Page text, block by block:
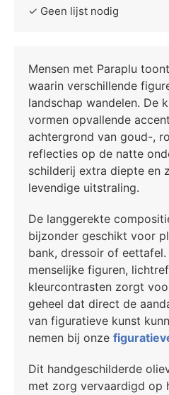
✓ Geen lijst nodig
Mensen met Paraplu
waarin verschillende
landschap wandelen. De
vormen opvallende
achtergrond van goud-,
reflecties op de natte
schilderij extra diepte en
levendige uitstraling.
De langgerekte
bijzonder geschikt voor
bank, dressoir of
menselijke figuren,
kleurcontrasten zorgt
geheel dat direct de
van figuratieve kunst
nemen bij onze
Dit handgeschilderde
met zorg vervaardigd op